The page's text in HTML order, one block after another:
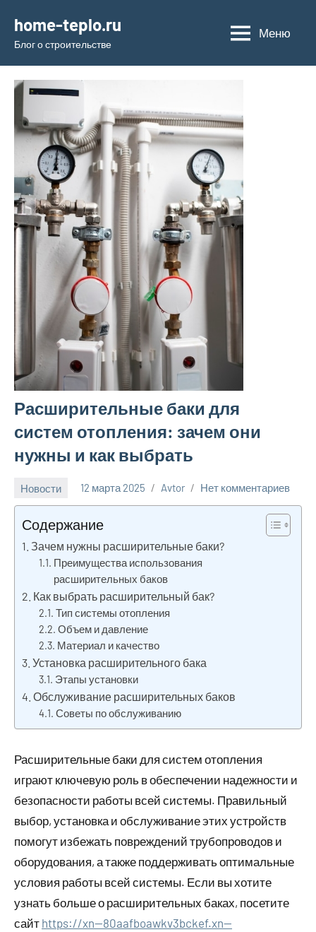
содержимому
home-teplo.ru
Блог о строительстве
Меню
Расширительные баки для
систем отопления: зачем они
нужны и как выбрать
Новости 12 марта 2025 Avtor Нет комментариев
Содержание
Зачем нужны расширительные баки?
Преимущества использования
расширительных баков
Как выбрать расширительный бак?
Тип системы отопления
Объем и давление
Материал и качество
Установка расширительного бака
Этапы установки
Обслуживание расширительных баков
Советы по обслуживанию
Расширительные баки для систем отопления
играют ключевую роль в обеспечении надежности и
безопасности работы всей системы. Правильный
выбор, установка и обслуживание этих устройств
помогут избежать повреждений трубопроводов и
оборудования, а также поддерживать оптимальные
условия работы всей системы. Если вы хотите
узнать больше о расширительных баках, посетите
сайт https://xn--80aafboawkv3bckef.xn--